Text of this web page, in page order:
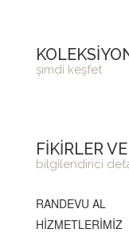
şimdi keşfet
FİKİRLER
bilgilendirici
RANDEVU AL
HİZMETLERİMİZ